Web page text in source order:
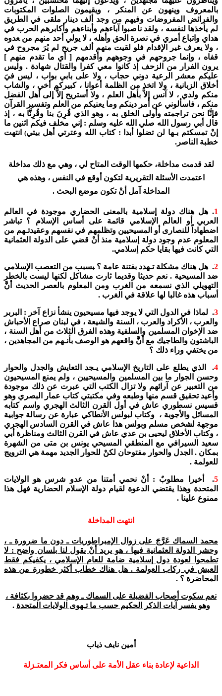
بالمعروف وينهون عن المنكر ، ويقيمون الصلوات المكتوبات
والفرائض المفروضات وفيهم من وجد ألف دينار ملقى في الطريق
لم يأخذها لنفسه ، ولقد ناصبوا آباءهم وأبناءهم وأكابرهم الحرب في
هداي واتباع أمري في نصرة الحق وأهله ، لا يولي أحد منهم من ‍‍‍‍‍‍‍‍عدوه
، ولا يعرف غير الإقدام فلو لقيت منهم ألف جريح لم يُرَ مجروح في
قفاه ، وإنما جروحهم في وجوههم وأقدمهم [ أي ما تقدم منهم ]
يرون الفرار من الزحف إذ كانوا معي كفرا والقتال شهادة .وليس
عليكم معشر الرعية دوني حجاب ، ولا على بابي بواب ، ليس فيَ
أخلاق الزبانية ، ولا اتخذ من الظلمة أعوانا ، كبيركم أخي ، والشاب
منكم ولدي ، لا آنس إلاَّ بأهل العلم ، ولا أستريح إلاَّ إلى أهل الفضل
منكم ، فاسألوني عن أمر دينكم وما يعنيكم من العلم وتفسير القرآن
فإنَّا نحن تراجمته وأولى الخلق به ، وهو الذي قُرِنَ بنا وقُرِنَّا به ، إذ
قال أبي رسول الله صلي الله عليه وسلم : إني مخلف فيكم اثنين ما
إنْ تمسكتم بـها لن تضلوا أبدا : كتاب الله وعترتي أهل بيتي) انتهت
خطبة الناصر.
لقد قدمت مداخلة، حكمها الوقت المتاح لي ، وهي مع ذلك مداخلة
اعتمدت الأسئلة التقريرية لتكون أوقع في النفس ، وهذه هي
المداخلة آمل أنْ تكون موضع البحث .
1. هل هناك دولة إسلامية بالمعنى الحضاري موجودة في العالم
العربي أو العالم الإسلامي قائمة على أساس الإسلام ؟ تباشر
اضطهاداً للنصارى أو المسيحيين وتظلمهم في نفسهم وعقيدتـهم من
المعلوم عدم وجود دولة إسلامية منذ أنْ قضي على الدولة العثمانية
التي كانت فيها بقايا حكم إسلامي.
2. هل هناك مشكلة تـهدد بفتنة عامة ؟ ‍بسبب من التعصب الإسلامي
ضد المسيحية . نعم حديثا وقديما ثارت مشاكل لكنها ليست بالخطر
التهويلي الذي نسمعه من الغرب ومن المعلوم بالعصر الحديث أنَّ
أسباب هذه غالبا لها علاقة في الغرب .
3. لماذا في الدول التي لا يوجد فيها مسيحيون ينشأ نزاع آخر : البربر
والعرب ، الأكراد والعرب ، السنة والشيعة ، في لبنان صراع الأحباش
ضد الإخوان المسلمين والسلفية وهذه الفرق الثلاث من أهل السنة ،
الباشتون والطاجيك مع أنَّ واقعهم هو الوصف بأنـهم من المجاهدين ،
من يختفي وراء ذلك ؟
4. الذي يطلع على التاريخ الإسلامي يـجد التعايش والجدل والحوار
وحسن الجوار ما بين المسلمين والمسيحيين ، ولم يمنع المسيحيون
من التعبير عن آرائهم ولا تزال الكتب التي عبرت عن ذلك موجودة
وأعيد تحقيق قسم منها وطبعه وفي مكتبتي كتاب عمار البصري وهو
قسيس نسطوري عاش في أول القرن الثالث الهجري واسم كتابه
المسائل والأجوبة ، وكتاب لبولس الأنطاكي عبارة عن رسالة جوابية
موجهة لشخص مسلم وبولس هذا عاش في القرن السادس الهجري
، وكتاب الأخلاق ليحيى بن عدي عاش في القرن الثالث ومناظرة أبي
سعيد السيرافي مع المنطقي المسيحي يونس بن متى من الشهرة
بمكان . الجدل والحوار مفتوحان لكنْ للحوار الجديد مهمة هي الترويج
للعولمة .
5. أخيرا مطلوبٌ : أنْ نحمي أمتنا من عدو شرس هو الولايات
المتحدة وهذا يقتضي الدعوة لقيام دولة الإسلام الحضارية فهل هذا
ممنوع علينا .
انتهت المداخلة
محمد السماك عَرَّجَ على زوال الإمبراطوريات ـ دون ما ضرورة ـ ،
وحشر الدولة العثمانية فيها ، هو يريد أنْ يقول لنا بلسان واضح : لا
تطمحوا لعودة دول إسلامية ضامة للعام الإسلامي ، يكفيكم فقط
العيش في ركاب العولمة . هل هناك خطاب أكثر خطورة من هذه
المحاضرة ؟ .
نعم سكوت أصحاب الفضيلة على السماك ـ وهم قد حضروا بكثافة ،
وهو يفسر آيات الذكر الحكيم حسب ما تـهوى الولايات المتحدة .
أمين نايف ذياب
الداعية لإعادة بناء عقل الأمة على أساس فكر المعتـزلة